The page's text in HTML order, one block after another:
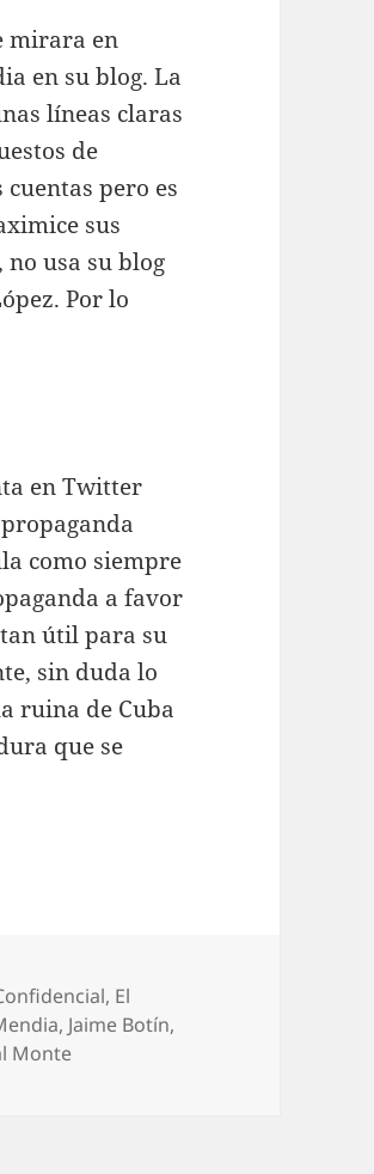
mirara en
en su blog. La
líneas claras
de
pero es
sus
usa su blog
Por lo
en Twitter
como siempre
a favor
útil para su
sin duda lo
ruina de Cuba
que se
, El
, Jaime Botín,
Monte